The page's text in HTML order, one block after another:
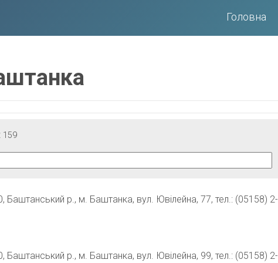
Головна
159
Баштанський р., м. Баштанка, вул. Ювілейна, 77, тел.: (05158) 2-
Баштанський р., м. Баштанка, вул. Ювілейна, 99, тел.: (05158) 2-